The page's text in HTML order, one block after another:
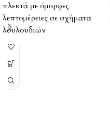
πλεκτά με όμορφες
λεπτομέρειες σε σχήματα
λουλουδιών
Η συσκευασία περιλαμβάνει
μόνο την τσάντα (χωρίς